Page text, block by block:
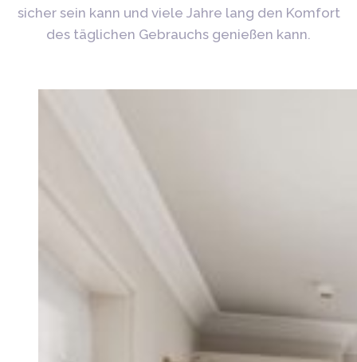
sicher sein kann und viele Jahre lang den Komfort
des täglichen Gebrauchs genießen kann.